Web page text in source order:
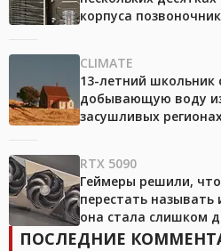
корпуса позвоночник
CLIMATE
13-летний школьник
добывающую воду
засушливых
RTX 5090
Геймеры решили,
перестать называть
она стала слишком
ПОСЛЕДНИЕ